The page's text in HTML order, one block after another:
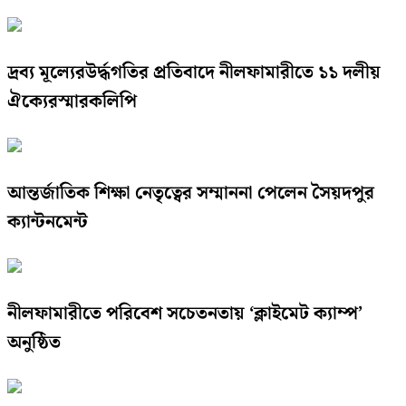
দ্রব্য মূল্যেরউর্দ্ধগতির প্রতিবাদে নীলফামারীতে ১১ দলীয়
ঐক্যেরস্মারকলিপি
আন্তর্জাতিক শিক্ষা নেতৃত্বের সম্মাননা পেলেন সৈয়দপুর
ক্যান্টনমেন্ট
নীলফামারীতে পরিবেশ সচেতনতায় ‘ক্লাইমেট ক্যাম্প’
অনুষ্ঠিত